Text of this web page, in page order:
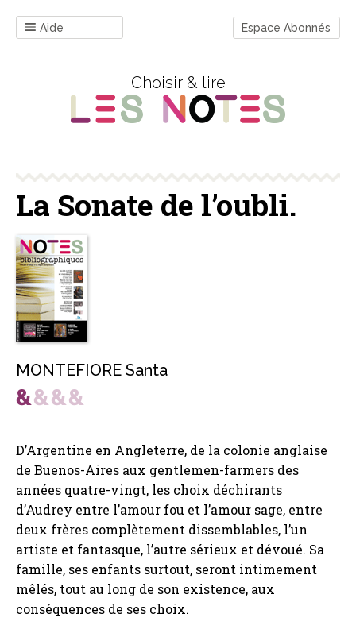
Aide Espace Abonnés
Choisir & lire
La Sonate de l’oubli.
MONTEFIORE Santa
D’Argentine en Angleterre, de la colonie anglaise
de Buenos-Aires aux gentlemen-farmers des
années quatre-vingt, les choix déchirants
d’Audrey entre l’amour fou et l’amour sage, entre
deux frères complètement dissemblables, l’un
artiste et fantasque, l’autre sérieux et dévoué. Sa
famille, ses enfants surtout, seront intimement
mêlés, tout au long de son existence, aux
conséquences de ses choix.